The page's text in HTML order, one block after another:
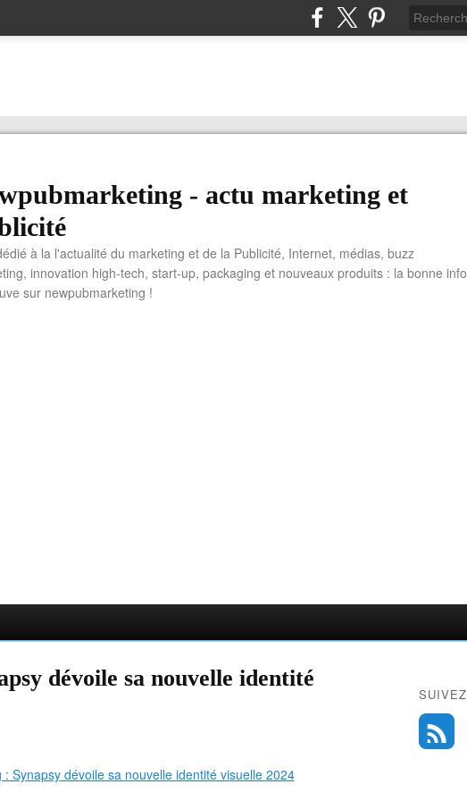
- actu marketing et
à la l'actualité du marketing et de la Publicité, Internet, médias, buzz
innovation high-tech, start-up, packaging et nouveaux produits : la bonne info
sur newpubmarketing !
dévoile sa nouvelle identité